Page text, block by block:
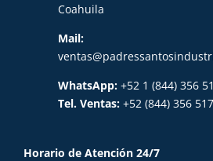
Coahuila
Mail:
WhatsApp: +52 1 (844) 356
Tel. Ventas: +52 (844) 356
Horario de Atención 24/7